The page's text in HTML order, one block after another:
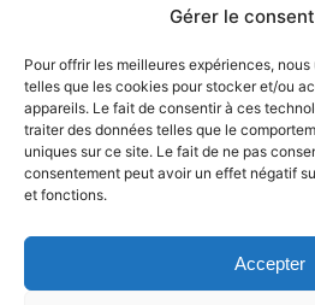
Gérer le
Pour offrir les meilleures expériences,
telles que les cookies pour stocker et/ou
appareils. Le fait de consentir à ces
traiter des données telles que le
uniques sur ce site. Le fait de ne pas
consentement peut avoir un effet négatif
et fonctions.
Accepter
© 2026 – Religieuses de
Tous droits
Politique de